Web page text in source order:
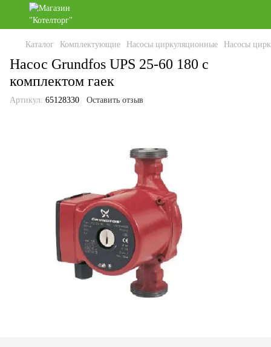
Каталог Комплектующие Насосы циркуляционные Насосы
Насос Grundfos UPS 25-60 180 с
комплектом гаек
Артикул: 65128330 Оставить отзыв